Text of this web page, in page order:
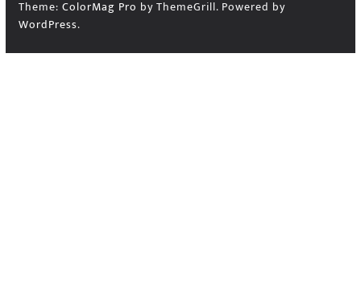
Theme: ColorMag Pro by ThemeGrill. Powered by
WordPress.